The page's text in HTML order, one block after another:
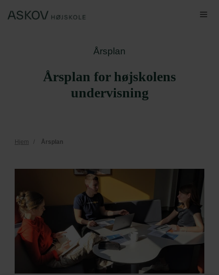
Årsplan
Årsplan for højskolens
undervisning
Hjem / Årsplan